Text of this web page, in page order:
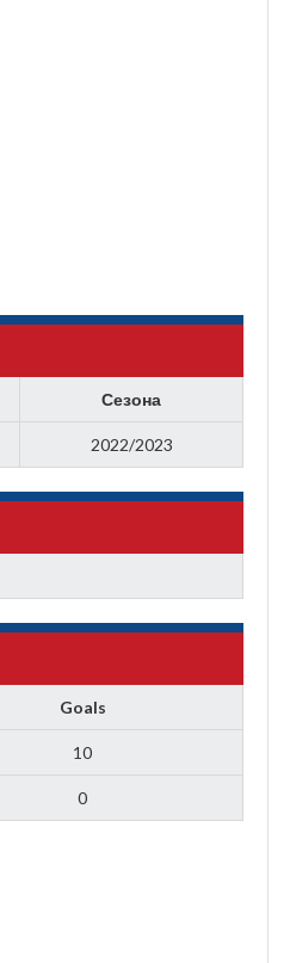
Сезона
2022/2023
Goals
10
0